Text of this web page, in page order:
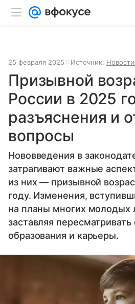
25 февраля 2025 Источник:
Призывной
России в 2025
разъяснения и
вопросы
Нововведения в
затрагивают важные
из них — призывной
году. Изменения,
на планы многих молодых
заставляя пересматривать
образования и карьеры.